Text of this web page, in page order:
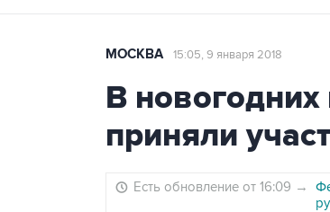
МОСКВА 15:05, 9 января 2018
В
приняли
Есть обновление от 16:09 →